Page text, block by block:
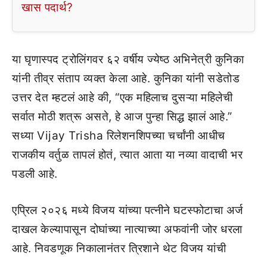
खास पदार्थ?
या घृणास्पद ट्रोलिंगवर ६२ वर्षीय ज्येष्ठ अभिनेत्री कुनिका
यांनी तीव्र संताप व्यक्त केला आहे. कुनिका यांनी सडेतोड
उत्तर देत म्हटलं आहे की, “एक महिलाच दुसऱ्या महिलेची
सर्वात मोठी शत्रू असते, हे आज पुन्हा सिद्ध झालं आहे.”
सध्या Vijay Trisha रिलेशनशिपच्या चर्चांनी आधीच
राजकीय वर्तुळ तापलं होतं, त्यात आता या नव्या वादाची भर
पडली आहे.
एप्रिल २०२६ मध्ये विजय यांच्या पत्नीने घटस्फोटाचा अर्ज
दाखल केल्यापासून दोघांच्या नात्याच्या अफवांनी जोर धरला
आहे. निवडणूक निकालानंतर त्रिशाने थेट विजय यांची